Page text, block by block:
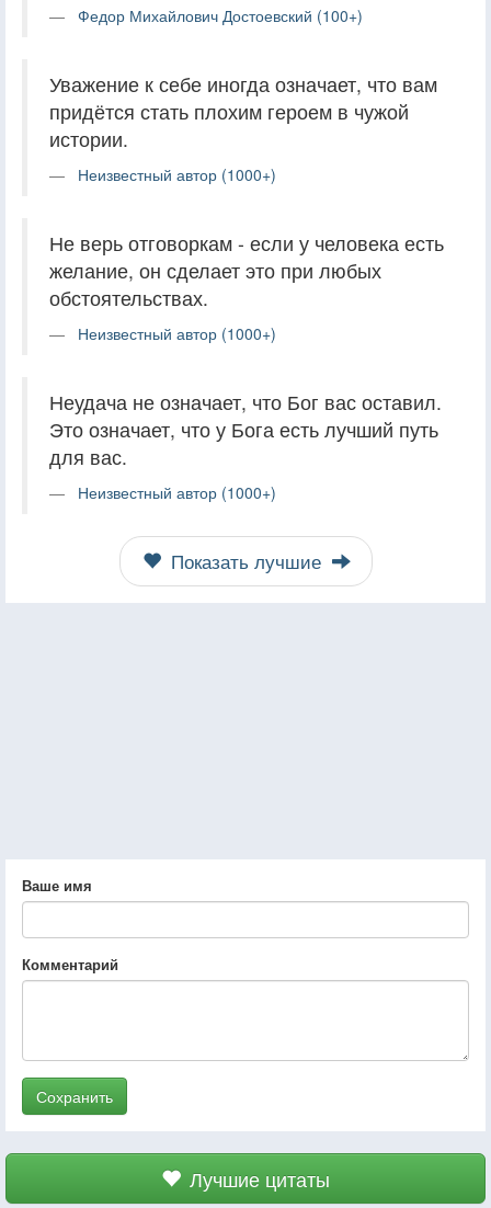
Федор Михайлович Достоевский (100+)
Уважение к себе иногда означает, что вам
придётся стать плохим героем в чужой
истории.
Неизвестный автор (1000+)
Не верь отговоркам - если у человека есть
желание, он сделает это при любых
обстоятельствах.
Неизвестный автор (1000+)
Неудача не означает, что Бог вас оставил.
Это означает, что у Бога есть лучший путь
для вас.
Неизвестный автор (1000+)
Показать лучшие
Ваше имя
Комментарий
Сохранить
Лучшие цитаты